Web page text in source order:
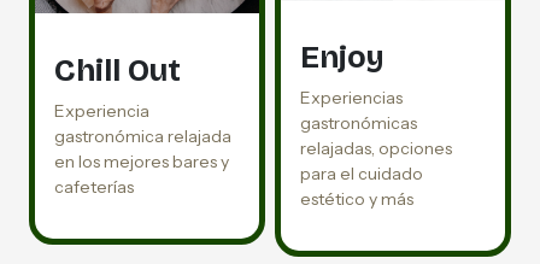
Chill Out
Experiencia
gastronómica relajada
en los mejores bares y
cafeterías
Enjoy
Experiencias
gastronómicas
relajadas, opciones
para el cuidado
estético y más